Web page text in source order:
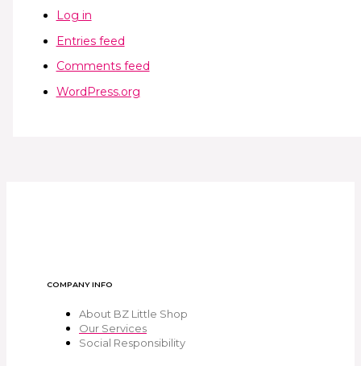
Log in
Entries feed
Comments feed
WordPress.org
COMPANY INFO
About BZ Little Shop
Our Services
Social Responsibility